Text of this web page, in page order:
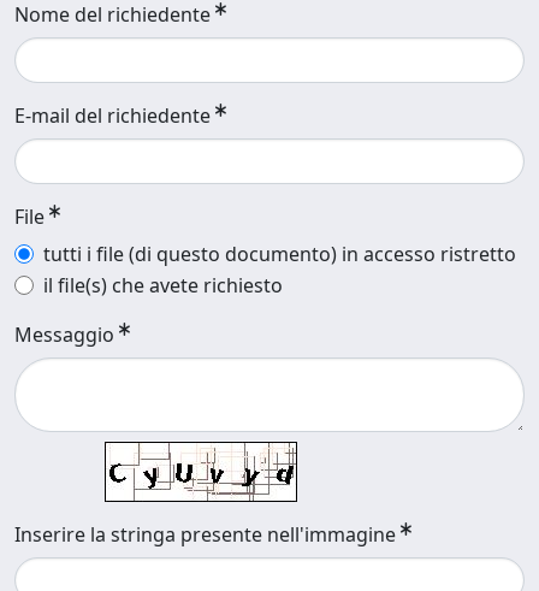
Nome del richiedente
E-mail del richiedente
File
tutti i file (di questo documento) in accesso ristretto
il file(s) che avete richiesto
Messaggio
Inserire la stringa presente nell'immagine